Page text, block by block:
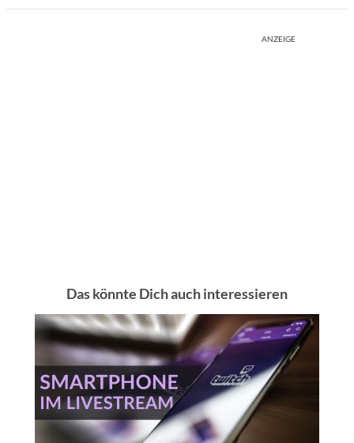
ANZEIGE
Das könnte Dich auch interessieren